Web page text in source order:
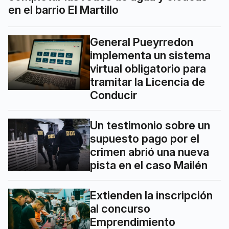
en el barrio El Martillo
General Pueyrredon
implementa un sistema
virtual obligatorio para
tramitar la Licencia de
Conducir
Un testimonio sobre un
supuesto pago por el
crimen abrió una nueva
pista en el caso Mailén
Extienden la inscripción
al concurso
Emprendimiento